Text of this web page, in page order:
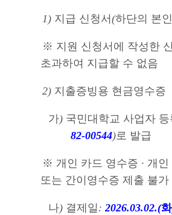
1) 지급 신청서 (하단의 본
※ 지원 신청서에 작성한
초과하여 지급할 수 없음
2) 지출증빙용 현금영수증
가) 국민대학교 사업자
82-00544)로 발급
※ 개인 카드 영수증 · 개인
또는 간이영수증 제출 불가
나) 결제일 :2026.03.02.(화